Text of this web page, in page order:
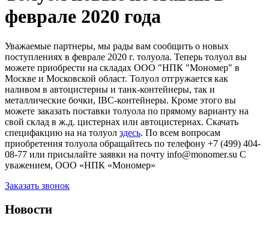
феврале 2020 года
Уважаемые партнеры, мы рады вам сообщить о новых
поступлениях в феврале 2020 г. толуола. Теперь толуол вы
можете приобрести на складах ООО "НПК "Мономер" в
Москве и Московской област. Толуол отгружается как
наливом в автоцистерны и танк-контейнеры, так и
металлические бочки, IBC-контейнеры. Кроме этого вы
можете заказать поставки толуола по прямому варианту на
свой склад в ж.д. цистернах или автоцистернах. Скачать
специфакцию на на толуол здесь. По всем вопросам
приобретения толуола обращайтесь по телефону +7 (499) 404-
08-77 или присылайте заявки на почту info@monomer.su С
уважением, ООО «НПК «Мономер»
Заказать звонок
Новости